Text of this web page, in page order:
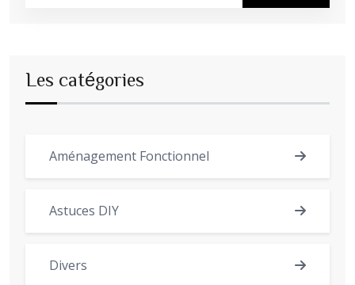
Les catégories
Aménagement Fonctionnel
Astuces DIY
Divers